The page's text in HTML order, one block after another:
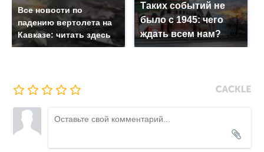
Все новости по
падению вертолета на
Кавказе: читать здесь
Таких событий не
было с 1945: чего
ждать всем нам?